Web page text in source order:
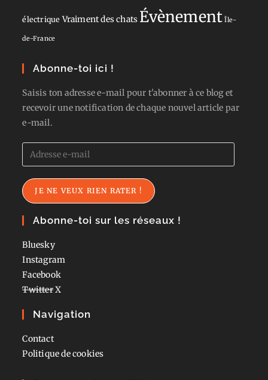
électrique Vraiment des chats Évènement Île-
de-France
Abonne-toi ici !
Saisis ton adresse e-mail pour t'abonner à ce blog et
recevoir une notification de chaque nouvel article par
e-mail.
Adresse
e-
mail
JE NE VEUX RIEN RATER !
Abonne-toi sur les réseaux !
Bluesky
Instagram
Facebook
TwitterX
Navigation
Contact
Politique de cookies